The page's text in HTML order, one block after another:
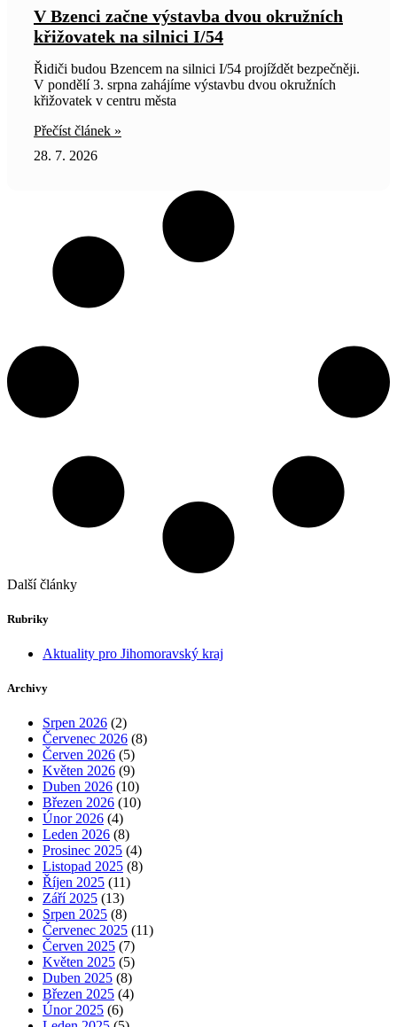
V Bzenci začne výstavba dvou okružních
křižovatek na silnici I/54
Řidiči budou Bzencem na silnici I/54 projíždět bezpečněji.
V pondělí 3. srpna zahájíme výstavbu dvou okružních
křižovatek v centru města
Přečíst článek »
28. 7. 2026
Další články
Rubriky
Aktuality pro Jihomoravský kraj
Archivy
Srpen 2026 (2)
Červenec 2026 (8)
Červen 2026 (5)
Květen 2026 (9)
Duben 2026 (10)
Březen 2026 (10)
Únor 2026 (4)
Leden 2026 (8)
Prosinec 2025 (4)
Listopad 2025 (8)
Říjen 2025 (11)
Září 2025 (13)
Srpen 2025 (8)
Červenec 2025 (11)
Červen 2025 (7)
Květen 2025 (5)
Duben 2025 (8)
Březen 2025 (4)
Únor 2025 (6)